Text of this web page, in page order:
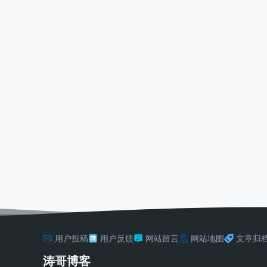
用户投稿 用户反馈 网站留言 网站地图 文章归
涛哥博客